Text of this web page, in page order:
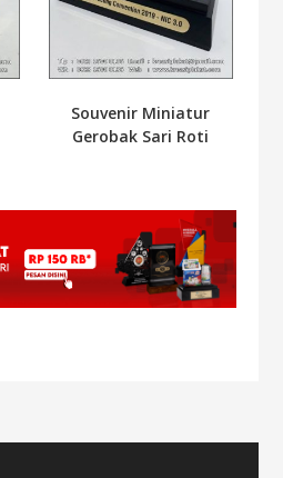
Souvenir Miniatur
Gerobak Sari Roti